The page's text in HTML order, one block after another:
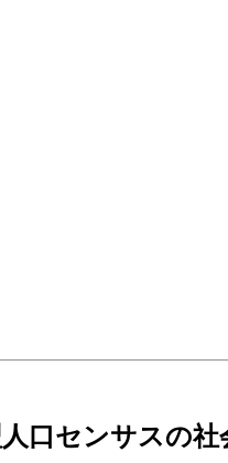
口センサスの